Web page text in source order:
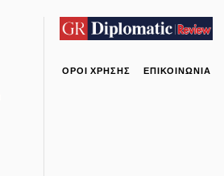
ΌΡΟΙ ΧΡΉΣΗΣ ΕΠΙΚΟΙΝΩΝΊΑ